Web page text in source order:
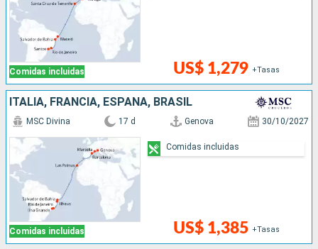
Comidas incluidas US$ 1,279 +Tasas
ITALIA, FRANCIA, ESPAÑA, BRASIL
Comidas incluidas
MSC Divina 17 d Genova 30/10/2027
US$ 1,385 +Tasas
Comidas incluidas